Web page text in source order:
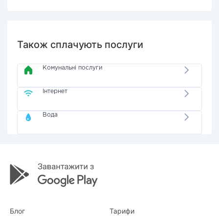
Також сплачують послуги
Комунальні послуги
Інтернет
Вода
Блог Тарифи